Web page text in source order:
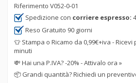
Riferimento V052-0-01
Spedizione con corriere espresso:
Reso Gratuito 90 giorni
👕 Stampa o Ricamo da 0,99€+iva -
minuti
💸Hai una P.IVA? -20% - Attivalo ora »
📦 Grandi quantità? Richiedi un